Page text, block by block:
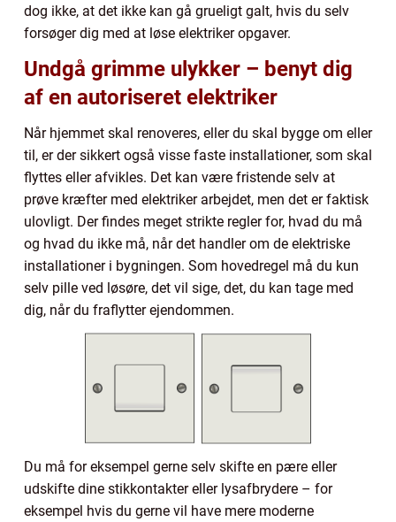
dog ikke, at det ikke kan gå grueligt galt, hvis du selv
forsøger dig med at løse elektriker opgaver.
Undgå grimme ulykker – benyt dig
af en autoriseret elektriker
Når hjemmet skal renoveres, eller du skal bygge om eller
til, er der sikkert også visse faste installationer, som skal
flyttes eller afvikles. Det kan være fristende selv at
prøve kræfter med elektriker arbejdet, men det er faktisk
ulovligt. Der findes meget strikte regler for, hvad du må
og hvad du ikke må, når det handler om de elektriske
installationer i bygningen. Som hovedregel må du kun
selv pille ved løsøre, det vil sige, det, du kan tage med
dig, når du fraflytter ejendommen.
Du må for eksempel gerne selv skifte en pære eller
udskifte dine stikkontakter eller lysafbrydere – for
eksempel hvis du gerne vil have mere moderne